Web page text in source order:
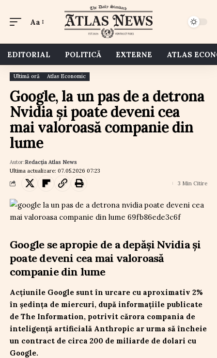
Aa
EDITORIAL POLITICĂ EXTERNE ATLAS
Ultimă oră Atlas Economic
Google, la un pas de a detrona
Nvidia și poate deveni cea
mai valoroasă companie din
lume
Ultima actualizare: 07.05.2026 07:23
Autor:Redacția Atlas News
3 Min Citire
Google se apropie de a depăși Nvidia și
poate deveni cea mai valoroasă
companie din lume
Acțiunile Google sunt în urcare cu aproximativ 2%
în ședința de miercuri, după informațiile publicate
de The Information, potrivit cărora compania de
inteligență artificială Anthropic ar urma să încheie
un contract de circa 200 de miliarde de dolari cu
Google.